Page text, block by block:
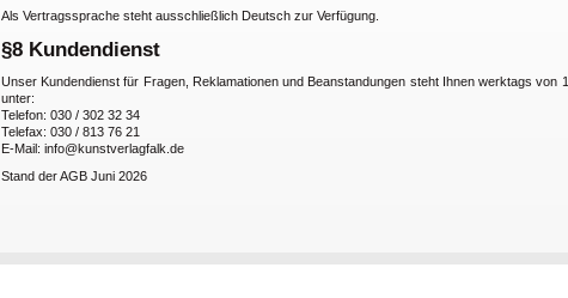
Als Vertragssprache steht ausschließlich Deutsch zur Verfügung.
§8 Kundendienst
Unser Kundendienst für Fragen, Reklamationen und Beanstandungen steht Ihnen werktags von
unter:
Telefon: 030 / 302 32 34
Telefax: 030 / 813 76 21
E-Mail: info@kunstverlagfalk.de
Stand der AGB Juni 2026